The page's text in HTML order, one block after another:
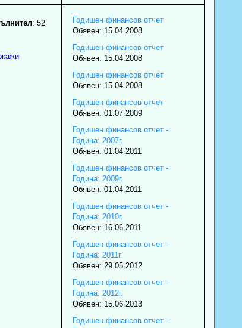
: 52
Годишен финансов отчет
Обявен: 15.04.2008
Годишен финансов отчет
Обявен: 15.04.2008
Годишен финансов отчет
Обявен: 15.04.2008
Годишен финансов отчет
Обявен: 01.07.2009
Годишен финансов отчет -
Година: 2007г.
Обявен: 01.04.2011
Годишен финансов отчет -
Година: 2009г.
Обявен: 01.04.2011
Годишен финансов отчет -
Година: 2010г.
Обявен: 16.06.2011
Годишен финансов отчет -
Година: 2011г.
Обявен: 29.05.2012
Годишен финансов отчет -
Година: 2012г.
Обявен: 15.06.2013
Годишен финансов отчет -